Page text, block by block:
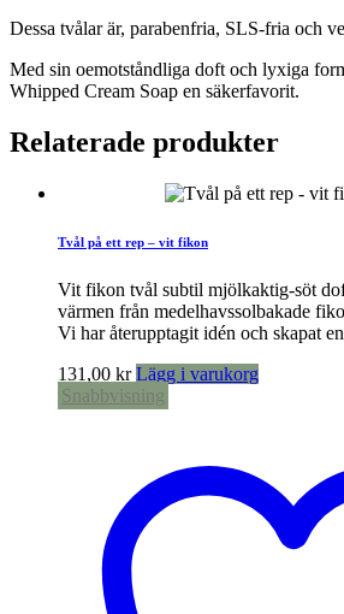
Dessa tvålar är, parabenfria, SLS-fria och
Med sin oemotståndliga doft och lyxiga
Whipped Cream Soap en säkerfavorit.
Relaterade produkter
Tvål på ett rep – vit fikon
Vit fikon tvål subtil mjölkaktig-söt
värmen från medelhavssolbakade
Vi har återupptagit idén och skapat
131,00 kr Lägg i varukorg
Snabbvisning